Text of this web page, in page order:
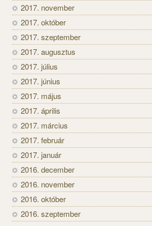
2017. november
2017. október
2017. szeptember
2017. augusztus
2017. július
2017. június
2017. május
2017. április
2017. március
2017. február
2017. január
2016. december
2016. november
2016. október
2016. szeptember